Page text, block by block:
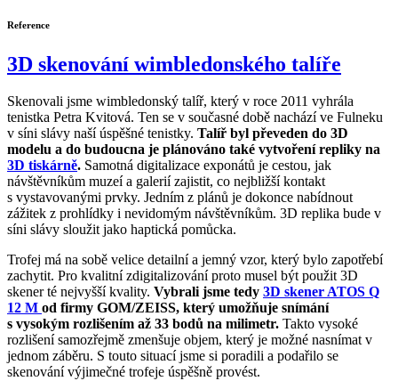
Reference
3D skenování wimbledonského talíře
Skenovali jsme wimbledonský talíř, který v roce 2011 vyhrála
tenistka Petra Kvitová. Ten se v současné době nachází ve Fulneku
v síni slávy naší úspěšné tenistky. Talíř byl převeden do 3D
modelu a do budoucna je plánováno také vytvoření repliky na
3D tiskárně. Samotná digitalizace exponátů je cestou, jak
návštěvníkům muzeí a galerií zajistit, co nejbližší kontakt
s vystavovanými prvky. Jedním z plánů je dokonce nabídnout
zážitek z prohlídky i nevidomým návštěvníkům. 3D replika bude v
síni slávy sloužit jako haptická pomůcka.
Trofej má na sobě velice detailní a jemný vzor, který bylo zapotřebí
zachytit. Pro kvalitní zdigitalizování proto musel být použit 3D
skener té nejvyšší kvality. Vybrali jsme tedy 3D skener ATOS Q
12 M od firmy GOM/ZEISS, který umožňuje snímání
s vysokým rozlišením až 33 bodů na milimetr. Takto vysoké
rozlišení samozřejmě zmenšuje objem, který je možné nasnímat v
jednom záběru. S touto situací jsme si poradili a podařilo se
skenování výjimečné trofeje úspěšně provést.